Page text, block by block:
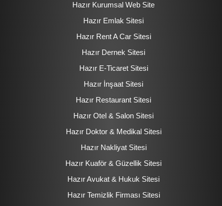
Hazır Kurumsal Web Site
Hazır Emlak Sitesi
Hazır Rent A Car Sitesi
Hazır Dernek Sitesi
Hazır E-Ticaret Sitesi
Hazır İnşaat Sitesi
Hazır Restaurant Sitesi
Hazır Otel & Salon Sitesi
Hazır Doktor & Medikal Sitesi
Hazır Nakliyat Sitesi
Hazır Kuaför & Güzellik Sitesi
Hazır Avukat & Hukuk Sitesi
Hazır Temizlik Firması Sitesi